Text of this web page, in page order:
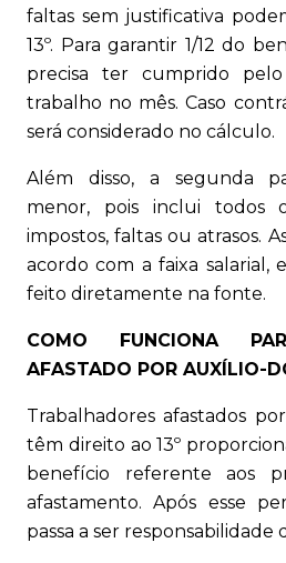
faltas sem justificativa
13º. Para garantir 1/12 do
precisa ter cumprido
trabalho no mês. Caso
será considerado no cálculo.
Além disso, a segunda
menor, pois inclui todos
impostos, faltas ou atrasos.
acordo com a faixa salarial,
feito diretamente na fonte.
COMO FUNCIONA
AFASTADO POR AUXÍLIO-
Trabalhadores afastados
têm direito ao 13º
benefício referente aos
afastamento. Após esse
passa a ser responsabilidade